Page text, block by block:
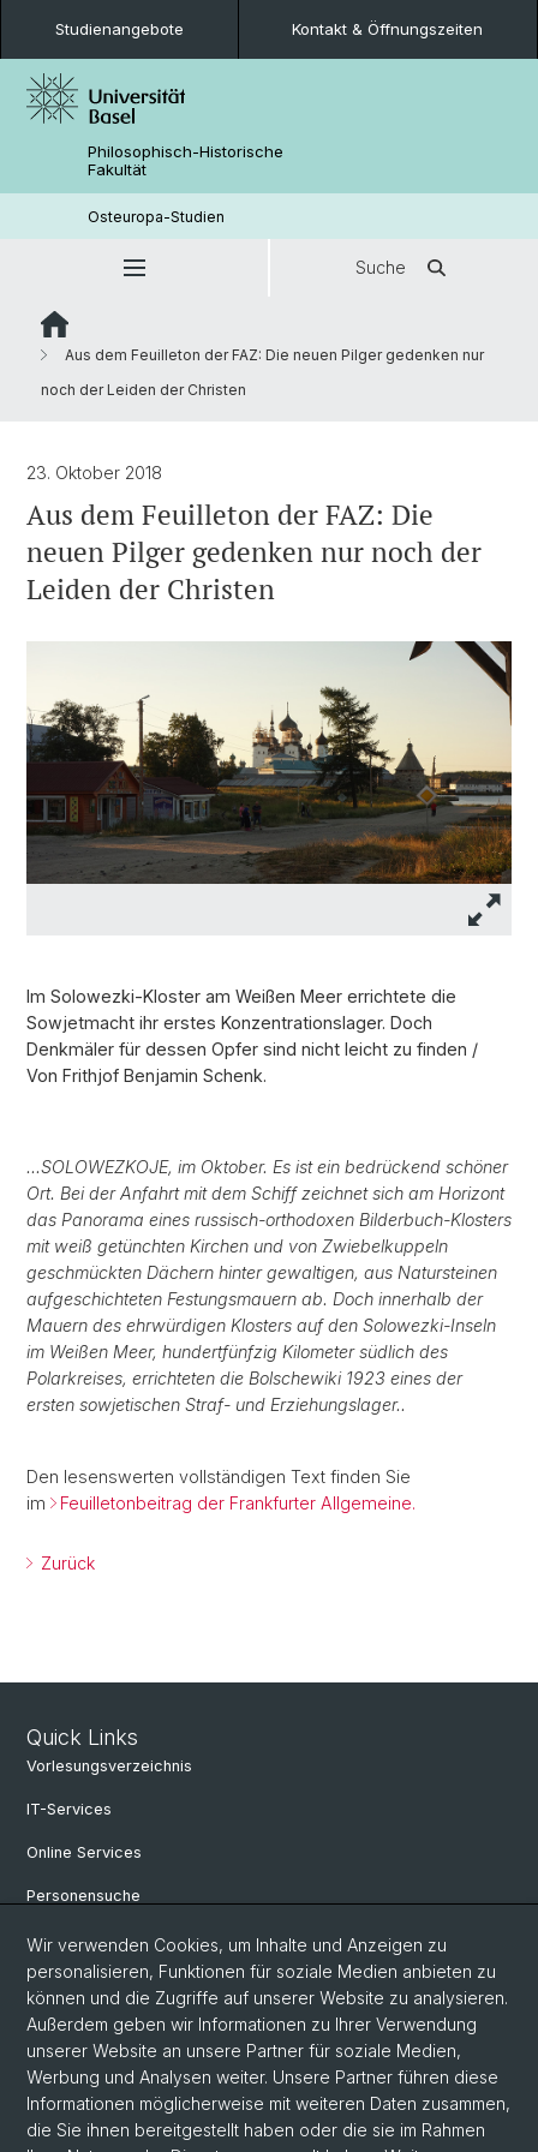
Studienangebote Kontakt & Öffnungszeiten
Philosophisch-Historische
Fakultät
Osteuropa-Studien
Suche
Aus dem Feuilleton der FAZ: Die neuen Pilger gedenken nur
noch der Leiden der Christen
23. Oktober 2018
Aus dem Feuilleton der FAZ: Die
neuen Pilger gedenken nur noch der
Leiden der Christen
Im Solowezki-Kloster am Weißen Meer errichtete die
Sowjetmacht ihr erstes Konzentrationslager. Doch
Denkmäler für dessen Opfer sind nicht leicht zu finden /
Von Frithjof Benjamin Schenk.
...SOLOWEZKOJE, im Oktober. Es ist ein bedrückend schöner
Ort. Bei der Anfahrt mit dem Schiff zeichnet sich am Horizont
das Panorama eines russisch-orthodoxen Bilderbuch-Klosters
mit weiß getünchten Kirchen und von Zwiebelkuppeln
geschmückten Dächern hinter gewaltigen, aus Natursteinen
aufgeschichteten Festungsmauern ab. Doch innerhalb der
Mauern des ehrwürdigen Klosters auf den Solowezki-Inseln
im Weißen Meer, hundertfünfzig Kilometer südlich des
Polarkreises, errichteten die Bolschewiki 1923 eines der
ersten sowjetischen Straf- und Erziehungslager..
Den lesenswerten vollständigen Text finden Sie
im
Feuilletonbeitrag der Frankfurter Allgemeine.
Zurück
Quick Links
Vorlesungsverzeichnis
IT-Services
Online Services
Personensuche
Personeninfo
Professur für Osteuropäische Geschichte
Fachbereich Slavistik
FAQ
Wir verwenden Cookies, um Inhalte und Anzeigen zu
personalisieren, Funktionen für soziale Medien anbieten zu
können und die Zugriffe auf unserer Website zu analysieren.
Außerdem geben wir Informationen zu Ihrer Verwendung
unserer Website an unsere Partner für soziale Medien,
Werbung und Analysen weiter. Unsere Partner führen diese
Informationen möglicherweise mit weiteren Daten zusammen,
die Sie ihnen bereitgestellt haben oder die sie im Rahmen